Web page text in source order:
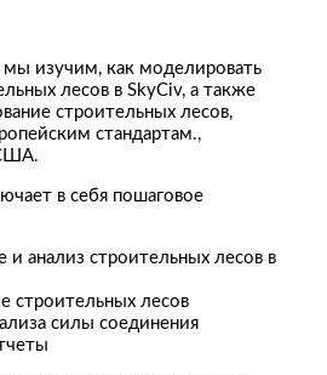
изучим, как моделировать
лесов в SkyCiv, а также
строительных лесов,
стандартам.,
в себя пошаговое
и анализ строительных лесов в
строительных лесов
силы соединения